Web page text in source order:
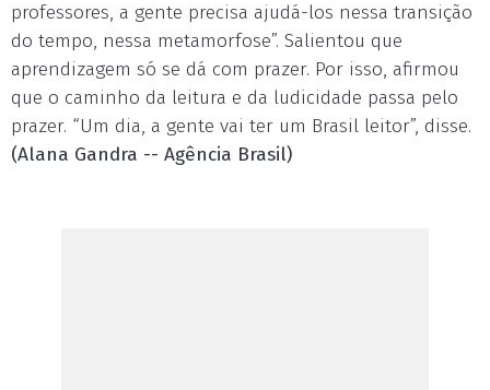
professores, a gente precisa ajudá-los nessa transição
do tempo, nessa metamorfose”. Salientou que
aprendizagem só se dá com prazer. Por isso, afirmou
que o caminho da leitura e da ludicidade passa pelo
prazer. “Um dia, a gente vai ter um Brasil leitor”, disse.
(Alana Gandra -- Agência Brasil)